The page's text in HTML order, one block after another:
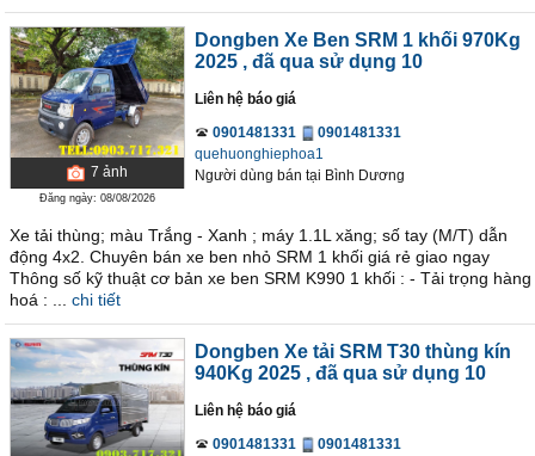
7 ảnh
Đăng ngày: 08/08/2026
Dongben Xe Ben SRM 1 khối 970Kg
2025 , đã qua sử dụng 10
Liên hệ báo giá
0901481331
0901481331
quehuonghiephoa1
Người dùng bán tại Bình Dương
Xe tải thùng; màu Trắng - Xanh ; máy 1.1L xăng; số tay (M/T) dẫn
động 4x2. Chuyên bán xe ben nhỏ SRM 1 khối giá rẻ giao ngay
Thông số kỹ thuật cơ bản xe ben SRM K990 1 khối : - Tải trọng hàng
hoá : ...
chi tiết
Dongben Xe tải SRM T30 thùng kín
940Kg 2025 , đã qua sử dụng 10
Liên hệ báo giá
0901481331
0901481331